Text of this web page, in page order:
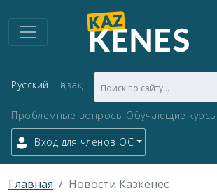
Русский Қазақ
Проблемные вопросы Обучающие курсы
Вход для членов ОС
Главная Новости Казкенес